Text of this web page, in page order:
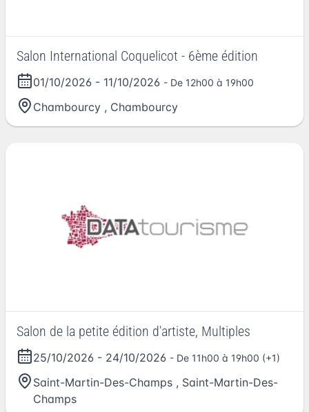
Salon International Coquelicot - 6ème édition
01/10/2026 - 11/10/2026 - De 12h00 à 19h00
Chambourcy , Chambourcy
Salon de la petite édition d'artiste, Multiples
25/10/2026 - 24/10/2026 - De 11h00 à 19h00 (+1)
Saint-Martin-Des-Champs , Saint-Martin-Des-
Champs